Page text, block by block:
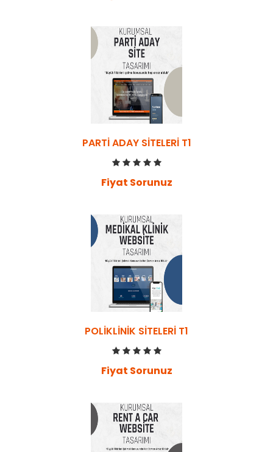
PARTI ADAY SITELERI T1
Fiyat Sorunuz
POLIKLINIK SITELERI T1
Fiyat Sorunuz